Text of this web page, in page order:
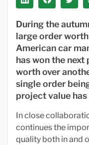
During the
large order
American car
has won the next
worth over
single order
project value
In close
continues the
quality both in and